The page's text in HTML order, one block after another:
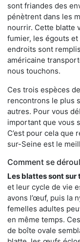
sont friandes des
pénètrent dans les
nourrir. Cette blatte
fumier, les égouts et
endroits sont
américaine
nous touchons.
Ces trois espèces
rencontrons le plus
autres. Pour vous
important que vous
C’est pour cela que
sur-Seine est le
Comment se
Les blattes sont sur
et leur cycle de vie
avons l’œuf, puis la
femelles adultes
en même temps.
de boîte ovale